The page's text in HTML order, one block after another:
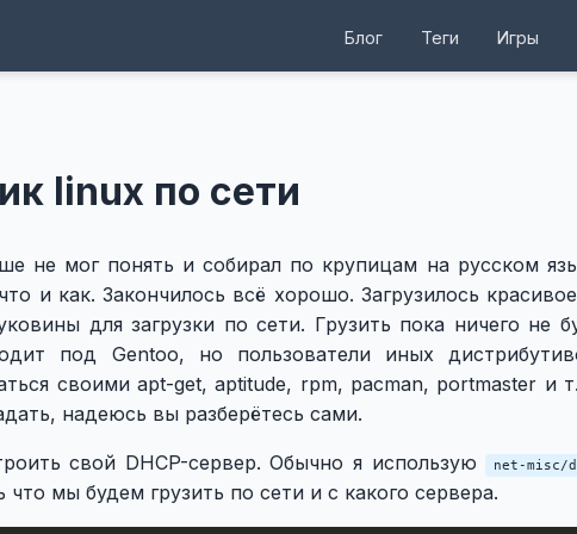
Блог Теги Игры
linux по сети
не мог понять и собирал по крупицам на русском
и как. Закончилось всё хорошо. Загрузилось
для загрузки по сети. Грузить пока ничего не
под Gentoo, но пользователи иных
своими apt-get, aptitude, rpm, pacman, portmaster и
надеюсь вы разберётесь сами.
свой DHCP-сервер. Обычно я использую net-misc/
мы будем грузить по сети и с какого сервера.